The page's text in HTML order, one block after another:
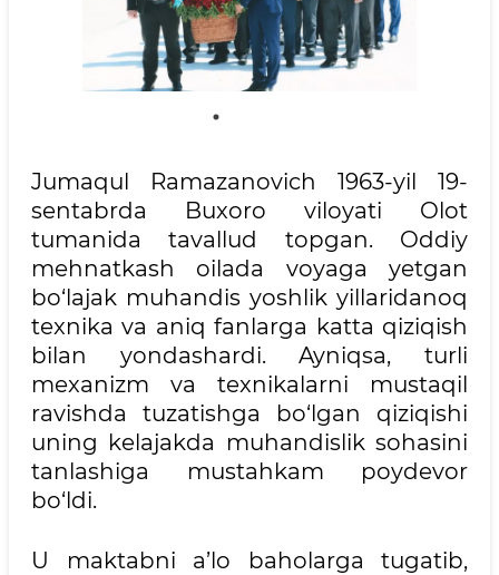
Jumaqul Ramazanovich 1963-yil 19-
sentabrda Buxoro viloyati Olot
tumanida tavallud topgan. Oddiy
mehnatkash oilada voyaga yetgan
bo‘lajak muhandis yoshlik yillaridanoq
texnika va aniq fanlarga katta qiziqish
bilan yondashardi. Ayniqsa, turli
mexanizm va texnikalarni mustaqil
ravishda tuzatishga bo‘lgan qiziqishi
uning kelajakda muhandislik sohasini
tanlashiga mustahkam poydevor
bo‘ldi.
U maktabni a’lo baholarga tugatib,